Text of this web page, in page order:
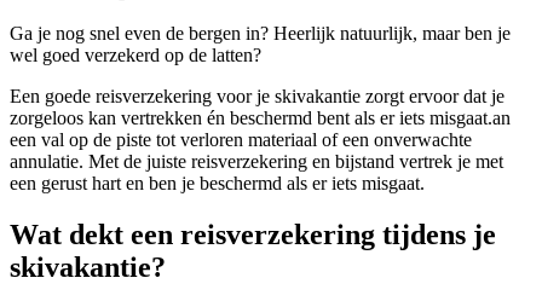
Ga je nog snel even de bergen in? Heerlijk natuurlijk, maar ben je
wel goed verzekerd op de latten?
Een goede reisverzekering voor je skivakantie zorgt ervoor dat je
zorgeloos kan vertrekken én beschermd bent als er iets misgaat.an
een val op de piste tot verloren materiaal of een onverwachte
annulatie. Met de juiste reisverzekering en bijstand vertrek je met
een gerust hart en ben je beschermd als er iets misgaat.
Wat dekt een reisverzekering tijdens je
skivakantie?